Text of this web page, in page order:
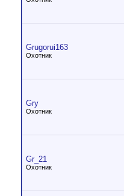
Grugorui163
Охотник
Gry
Охотник
Gr_21
Охотник